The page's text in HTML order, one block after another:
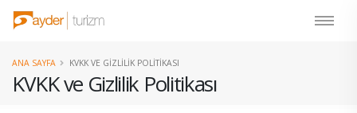
KVKK ve Gizlilik Politikası
ANA SAYFA KVKK VE GIZLILIK POLITIKASI